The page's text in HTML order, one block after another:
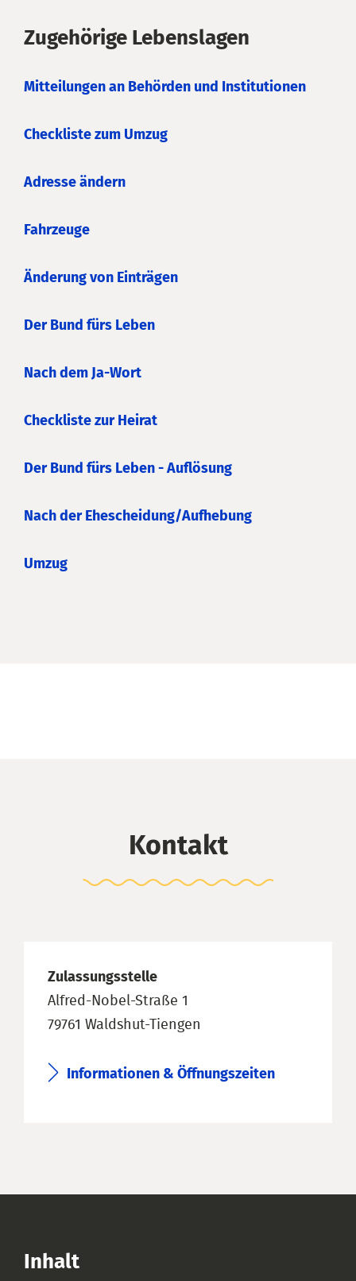
Zugehörige Lebenslagen
Mitteilungen an Behörden und Institutionen
Checkliste zum Umzug
Adresse ändern
Fahrzeuge
Änderung von Einträgen
Der Bund fürs Leben
Nach dem Ja-Wort
Checkliste zur Heirat
Der Bund fürs Leben - Auflösung
Nach der Ehescheidung/Aufhebung
Umzug
Kontakt
Zulassungsstelle
Alfred-Nobel-Straße 1
79761 Waldshut-Tiengen
Informationen & Öffnungszeiten
Inhalt